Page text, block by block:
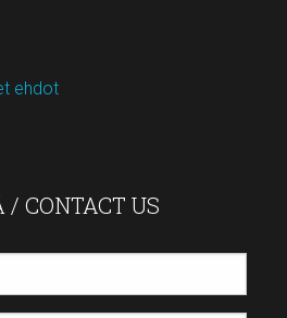
ehdot
CONTACT US